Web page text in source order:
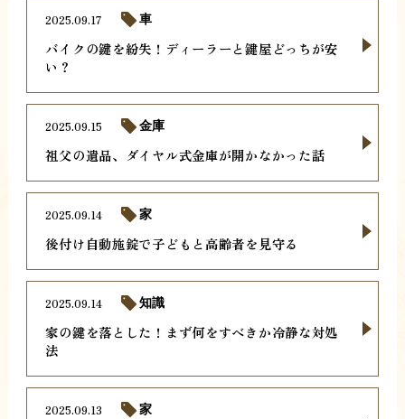
バイクの鍵を紛失！ディーラーと鍵屋どっちが安
い？
2025.09.17 車
祖父の遺品、ダイヤル式金庫が開かなかった話
2025.09.15 金庫
後付け自動施錠で子どもと高齢者を見守る
2025.09.14 家
家の鍵を落とした！まず何をすべきか冷静な対処
法
2025.09.14 知識
2025.09.13 家